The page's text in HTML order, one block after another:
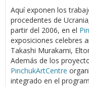
Aquí exponen los
procedentes de
partir del 2006, en el
exposiciones celebres
Takashi Murakami,
Además de los
PinchukArtCentre
integrado en el